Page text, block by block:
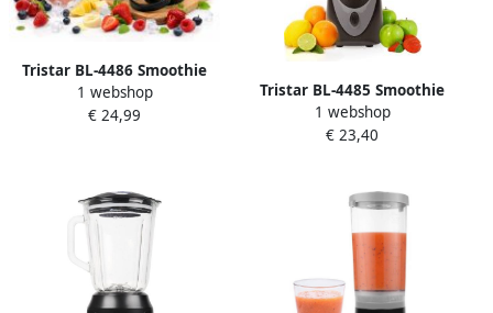
Tristar BL-4486 Smoothie
Maker Blender 350W
Vermogen 0.5 Liter Incl. 3
1 webshop
€ 24,99
Tristar BL-4485 Smoothie
Maker – 0 5L beker –
blender to go
1 webshop
€ 23,40